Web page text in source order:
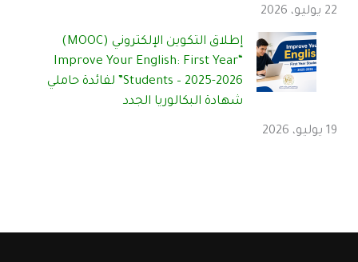
22 يوليو، 2026
إطلاق التكوين الإلكتروني (MOOC)
“Improve Your English: First Year
Students – 2025-2026” لفائدة حاملي
شهادة البكالوريا الجدد
19 يوليو، 2026